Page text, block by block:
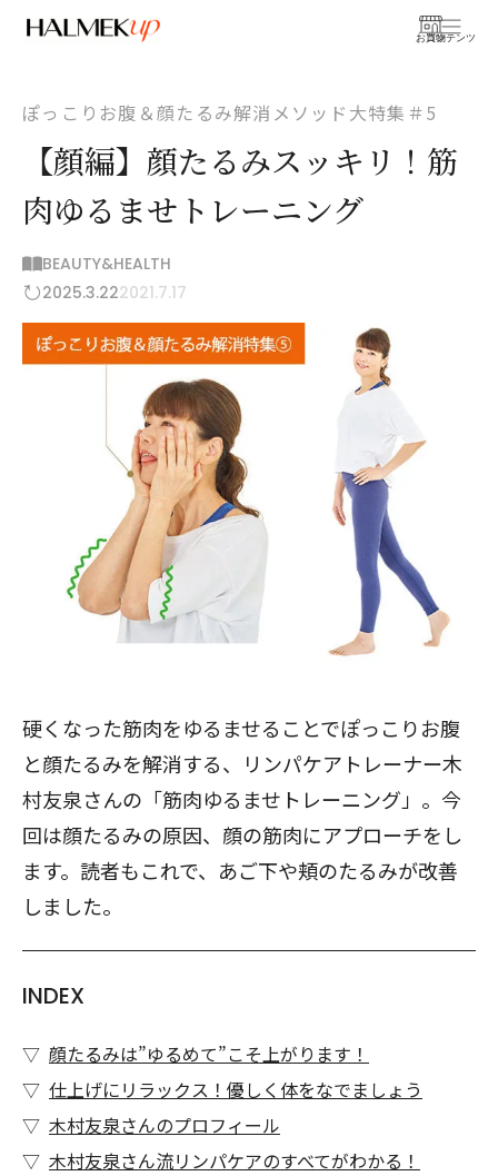
お買物
コンテンツ
ぽっこりお腹＆顔たるみ解消メソッド大特集＃5
【顔編】顔たるみスッキリ！筋
肉ゆるませトレーニング
BEAUTY&HEALTH
2025.3.222021.7.17
硬くなった筋肉をゆるませることでぽっこりお腹
と顔たるみを解消する、リンパケアトレーナー木
村友泉さんの「筋肉ゆるませトレーニング」。今
回は顔たるみの原因、顔の筋肉にアプローチをし
ます。読者もこれで、あご下や頬のたるみが改善
しました。
INDEX
顔たるみは”ゆるめて”こそ上がります！
仕上げにリラックス！優しく体をなでましょう
木村友泉さんのプロフィール
木村友泉さん流リンパケアのすべてがわかる！